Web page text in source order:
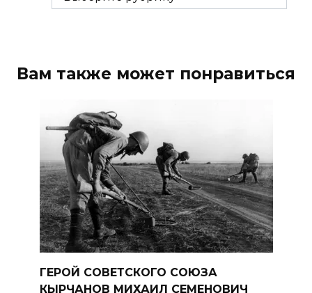
Вам также может понравиться
ГЕРОЙ СОВЕТСКОГО СОЮЗА
КЫРЧАНОВ МИХАИЛ СЕМЕНОВИЧ